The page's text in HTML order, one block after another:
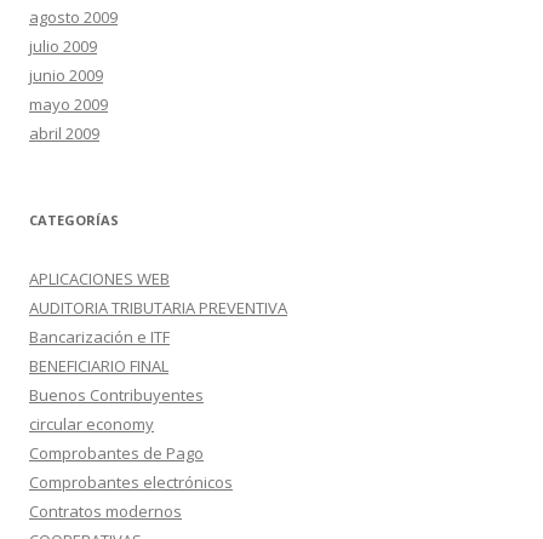
agosto 2009
julio 2009
junio 2009
mayo 2009
abril 2009
CATEGORÍAS
APLICACIONES WEB
AUDITORIA TRIBUTARIA PREVENTIVA
Bancarización e ITF
BENEFICIARIO FINAL
Buenos Contribuyentes
circular economy
Comprobantes de Pago
Comprobantes electrónicos
Contratos modernos